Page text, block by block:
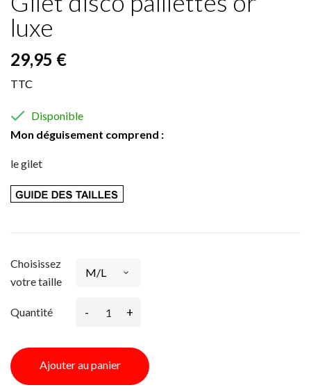
luxe
29,95 €
TTC
 Disponible
Mon déguisement comprend :
le gilet
Choisissez
votre taille
Quantité - +
Ajouter au panier